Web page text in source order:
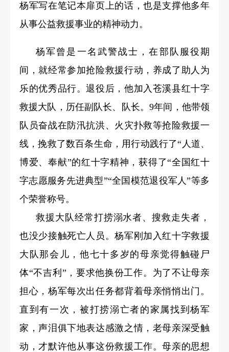
杨军写在笔记本扉页上的话，也是支撑他多年
从事公益救援事业的精神动力。
杨军曾是一名武警战士，在部队服役期
间，就经常参加抢险救援行动，养成了助人为
乐的优秀品行。退役后，他加入苍溪县红十字
救援大队，历任副队长、队长。9年间，他带领
队员奋战在防汛抗洪、火灾扑救等抢险救援一
线，挽救了数百条生命，用行动践行了“人道、
博爱、奉献”的红十字精神，获得了“全国红十
字志愿服务先进典型”“全国模范退役军人”等多
个荣誉称号。
救援大队经常打捞溺水者、搜救走失者，
也没少接触死亡人员。杨军刚加入红十字救援
大队那会儿，他七十多岁的母亲觉得触碰尸
体“不吉利”，要求他换份工作。为了不让母亲
担心，杨军每次出任务都背着母亲悄悄出门。
直到有一次，被打捞溺亡者的家属找到杨军
家，声泪俱下地表达感激之情，老母亲深受触
动，才默许他从事这份救援工作。母亲的思想